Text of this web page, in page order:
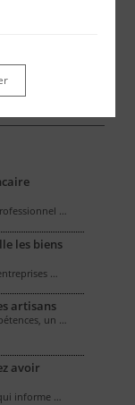
…
les biens
…
artisans
un …
avoir
informe …